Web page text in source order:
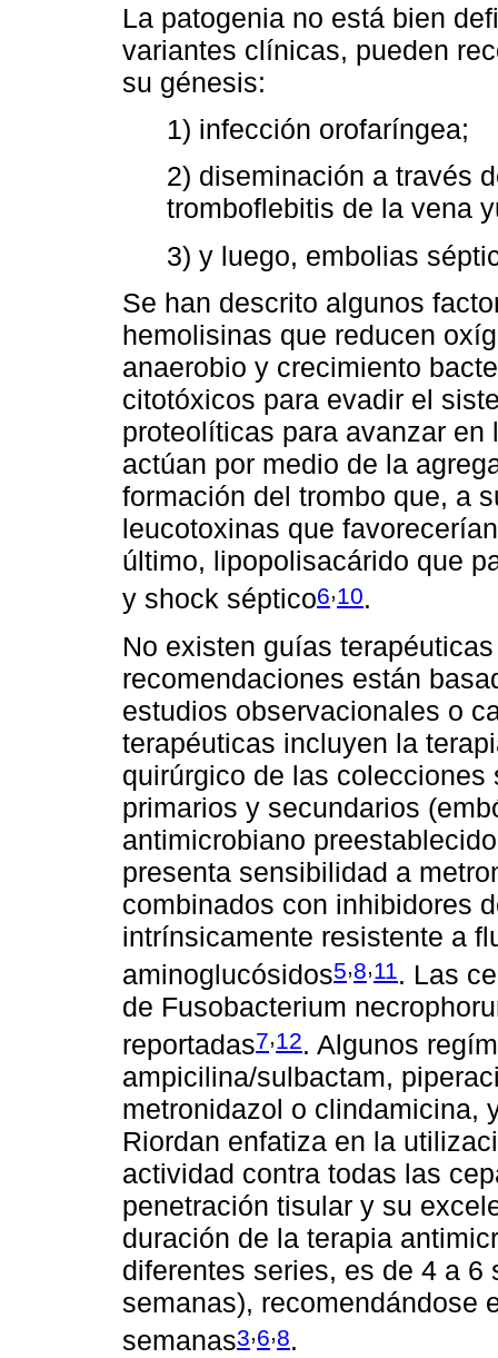
La patogenia no está bien
variantes clínicas, pueden
su génesis:
1) infección orofaríngea;
2) diseminación a través
tromboflebitis de la vena
3) y luego, embolias
Se han descrito algunos
hemolisinas que reducen
anaerobio y crecimiento
citotóxicos para evadir el
proteolíticas para avanzar
actúan por medio de la
formación del trombo que, a
leucotoxinas que
último, lipopolisacárido que
y shock séptico6,10.
No existen guías
recomendaciones están
estudios observacionales o
terapéuticas incluyen la
quirúrgico de las
primarios y secundarios
antimicrobiano
presenta sensibilidad a
combinados con inhibidores
intrínsicamente resistente a
aminoglucósidos5,8,11. Las
de Fusobacterium
reportadas7,12. Algunos
ampicilina/sulbactam,
metronidazol o clindamicina,
Riordan enfatiza en la
actividad contra todas las
penetración tisular y su
duración de la terapia
diferentes series, es de 4 a
semanas), recomendándose
semanas3,6,8.